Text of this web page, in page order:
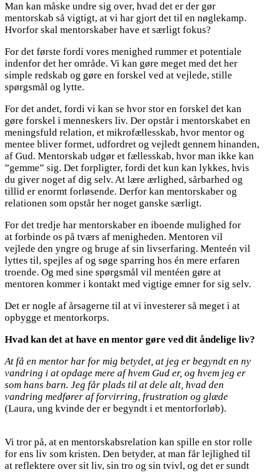
Man kan måske undre sig over, hvad det er der gør
mentorskab så vigtigt, at vi har gjort det til en nøglekamp.
Hvorfor skal mentorskaber have et særligt fokus?
For det første fordi vores menighed rummer et potentiale
indenfor det her område. Vi kan gøre meget med det her
simple redskab og gøre en forskel ved at vejlede, stille
spørgsmål og lytte.
For det andet, fordi vi kan se hvor stor en forskel det kan
gøre forskel i menneskers liv. Der opstår i mentorskabet en
meningsfuld relation, et mikrofællesskab, hvor mentor og
mentee bliver formet, udfordret og vejledt gennem hinanden,
af Gud. Mentorskab udgør et fællesskab, hvor man ikke kan
”gemme” sig. Det forpligter, fordi det kun kan lykkes, hvis
du giver noget af dig selv. At lære ærlighed, sårbarhed og
tillid er enormt forløsende. Derfor kan mentorskaber og
relationen som opstår her noget ganske særligt.
For det tredje har mentorskaber en iboende mulighed for
at forbinde os på tværs af menigheden. Mentoren vil
vejlede den yngre og bruge af sin livserfaring. Menteén vil
lyttes til, spejles af og søge sparring hos én mere erfaren
troende. Og med sine spørgsmål vil mentéen gøre at
mentoren kommer i kontakt med vigtige emner for sig selv.
Det er nogle af årsagerne til at vi investerer så meget i at
opbygge et mentorkorps.
Hvad kan det at have en mentor gøre ved dit åndelige liv?
At få en mentor har for mig betydet, at jeg er begyndt en ny
vandring i at opdage mere af hvem Gud er, og hvem jeg er
som hans barn. Jeg får plads til at dele alt, hvad den
vandring medfører af forvirring, frustration og glæde
(Laura, ung kvinde der er begyndt i et mentorforløb).
Vi tror på, at en mentorskabsrelation kan spille en stor rolle
for ens liv som kristen. Den betyder, at man får lejlighed til
at reflektere over sit liv, sin tro og sin tvivl, og det er sundt